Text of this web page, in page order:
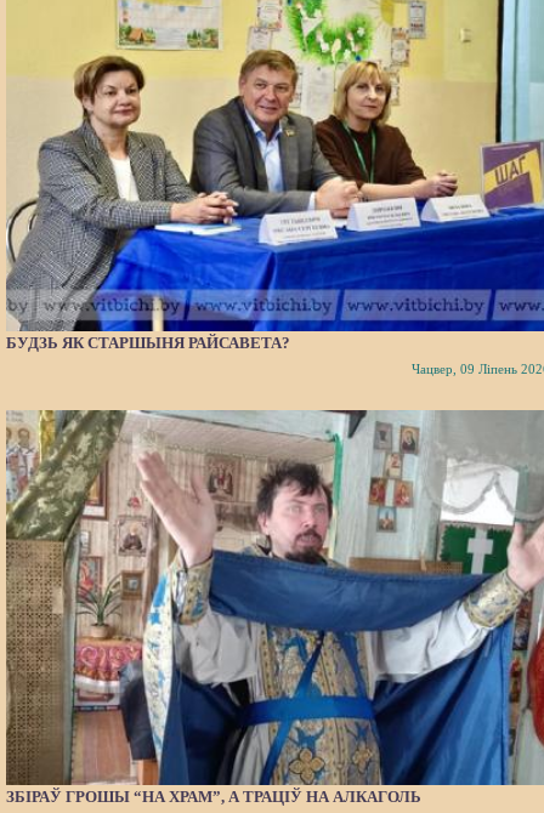
БУДЗЬ ЯК СТАРШЫНЯ РАЙСАВЕТА?
Чацвер, 09 Ліпень
ЗБІРАЎ ГРОШЫ “НА ХРАМ”, А ТРАЦІЎ НА АЛКАГОЛЬ